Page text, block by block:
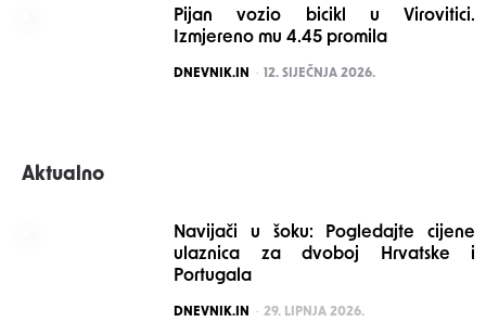
Pijan vozio bicikl u Virovitici.
Izmjereno mu 4.45 promila
POSTED
DNEVNIK.IN 12. SIJEČNJA 2026.
Aktualno
Navijači u šoku: Pogledajte cijene
ulaznica za dvoboj Hrvatske i
Portugala
POSTED
DNEVNIK.IN 29. LIPNJA 2026.